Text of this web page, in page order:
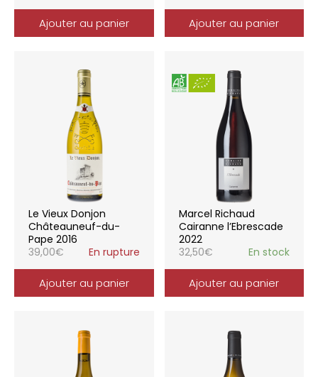
Ajouter au panier Ajouter au panier
Le Vieux Donjon
Châteauneuf-du-
Pape 2016
39,00€ En rupture
Ajouter au panier
Marcel Richaud
Cairanne l’Ebrescade
2022
32,50€ En stock
Ajouter au panier